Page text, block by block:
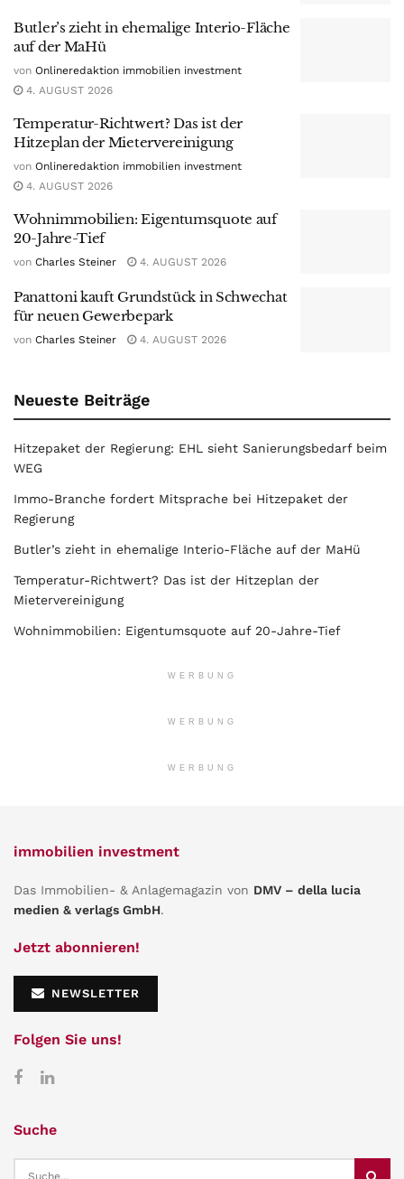
Butler’s zieht in ehemalige Interio-Fläche
auf der MaHü
von Onlineredaktion immobilien investment
4. AUGUST 2026
Temperatur-Richtwert? Das ist der
Hitzeplan der Mietervereinigung
von Onlineredaktion immobilien investment
4. AUGUST 2026
Wohnimmobilien: Eigentumsquote auf
20-Jahre-Tief
von Charles Steiner 4. AUGUST 2026
Panattoni kauft Grundstück in Schwechat
für neuen Gewerbepark
von Charles Steiner 4. AUGUST 2026
Neueste Beiträge
Hitzepaket der Regierung: EHL sieht Sanierungsbedarf beim
WEG
Immo-Branche fordert Mitsprache bei Hitzepaket der
Regierung
Butler’s zieht in ehemalige Interio-Fläche auf der MaHü
Temperatur-Richtwert? Das ist der Hitzeplan der
Mietervereinigung
Wohnimmobilien: Eigentumsquote auf 20-Jahre-Tief
WERBUNG
WERBUNG
WERBUNG
immobilien investment
Das Immobilien- & Anlagemagazin von DMV – della lucia
medien & verlags GmbH.
Jetzt abonnieren!
NEWSLETTER
Folgen Sie uns!
Suche